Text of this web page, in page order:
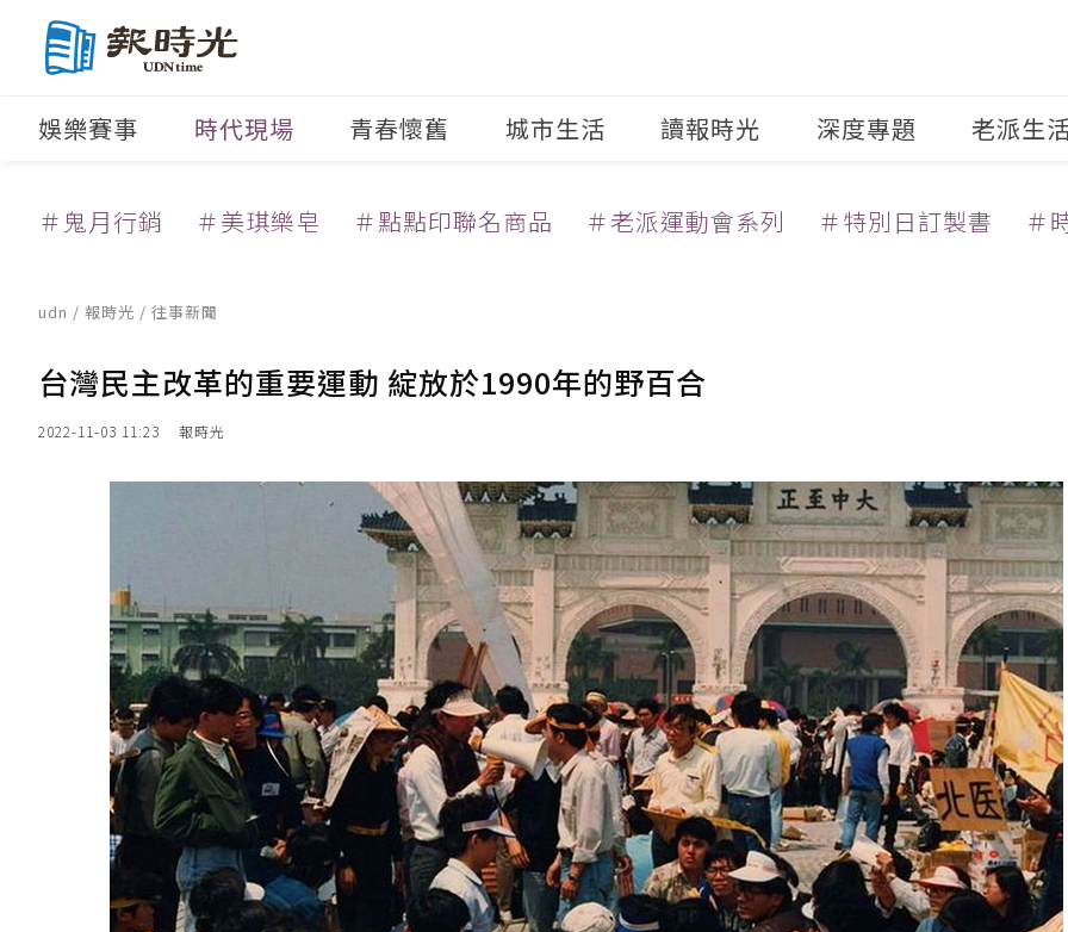
娛樂賽事 時代現場 青春懷舊 城市生活 讀報時光 深度專題 老派生
＃鬼月行銷 ＃美琪樂皂 ＃點點印聯名商品 ＃老派運動會系列 ＃特別日訂製書 ＃
udn / 報時光 / 往事新聞
台灣民主改革的重要運動 綻放於1990年的野百合
2022-11-03 11:23 報時光